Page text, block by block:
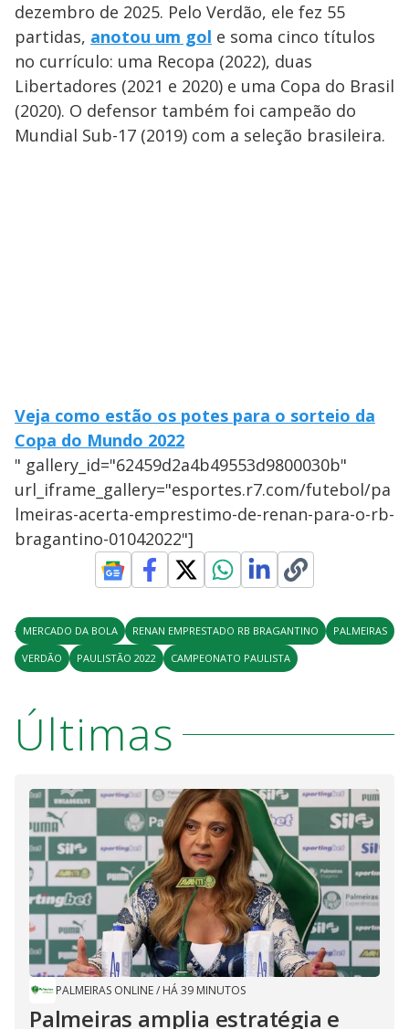
dezembro de 2025. Pelo Verdão, ele fez 55
partidas, anotou um gol e soma cinco títulos
no currículo: uma Recopa (2022), duas
Libertadores (2021 e 2020) e uma Copa do Brasil
(2020). O defensor também foi campeão do
Mundial Sub-17 (2019) com a seleção brasileira.
Veja como estão os potes para o sorteio da
Copa do Mundo 2022
" gallery_id="62459d2a4b49553d9800030b"
url_iframe_gallery="esportes.r7.com/futebol/pa
lmeiras-acerta-emprestimo-de-renan-para-o-rb-
bragantino-01042022"]
MERCADO DA BOLA RENAN EMPRESTADO RB BRAGANTINO
PALMEIRAS
VERDÃO
PAULISTÃO 2022 CAMPEONATO PAULISTA
Últimas
PALMEIRAS ONLINE/ HÁ 39 MINUTOS
Palmeiras amplia estratégia e